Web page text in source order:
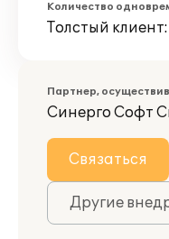
Количество
Толстый клиент:
Партнер,
Синерго Софт
Связаться
Другие